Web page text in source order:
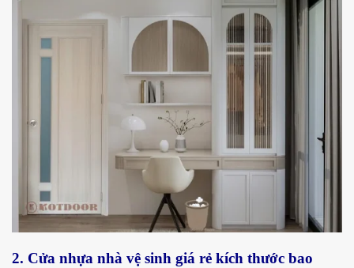
2. Cửa nhựa nhà vệ sinh giá rẻ kích thước bao